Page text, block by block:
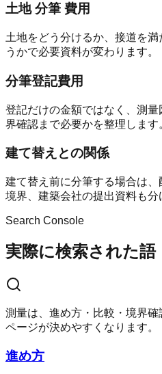
土地 分筆 費用
土地をどう分けるか、接道を
うかで必要資料が変わります。
分筆登記費用
登記だけの金額ではなく、測
界確認まで必要かを整理します
建て替えとの関係
建て替え前に分筆する場合は
境界、建築会社の提出資料も分
Search Console
実際に検索された語
測量は、進め方・比較・境界
ページが決めやすくなります。
進め方